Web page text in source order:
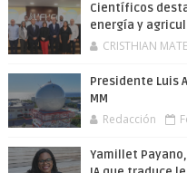
Científicos
energía y
CRISTHIAN
Presidente Luis
MM
Redacción
Yamillet